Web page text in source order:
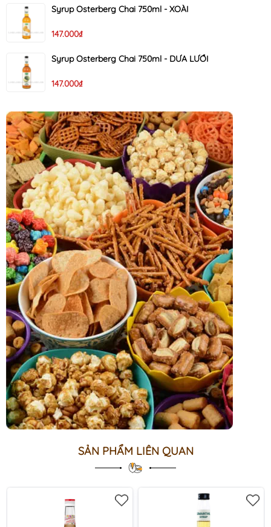
Syrup Osterberg Chai 750ml - XOÀI
147.000₫
Syrup Osterberg Chai 750ml - DƯA LƯỚI
147.000₫
SẢN PHẨM LIÊN QUAN